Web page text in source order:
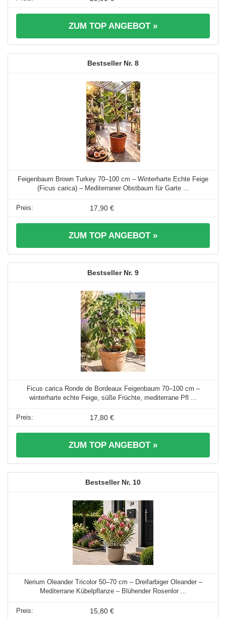
ZUM TOP ANGEBOT »
8
Feigenbaum Brown Turkey 70–100 cm – Winterharte Echte Feige
(Ficus carica) – Mediterraner Obstbaum für Garte ...
17,90 €
ZUM TOP ANGEBOT »
9
Ficus carica Ronde de Bordeaux Feigenbaum 70–100 cm –
winterharte echte Feige, süße Früchte, mediterrane Pfl ...
17,80 €
ZUM TOP ANGEBOT »
10
Nerium Oleander Tricolor 50–70 cm – Dreifarbiger Oleander –
Mediterrane Kübelpflanze – Blühender Rosenlor ...
15,80 €